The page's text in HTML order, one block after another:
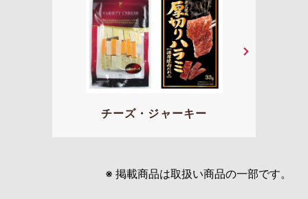
チーズ・ジャーキー
※ 掲載商品は取扱い商品の一部です。